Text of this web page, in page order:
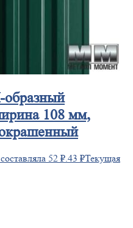
108 мм,
52 ₽.43 ₽Текущая